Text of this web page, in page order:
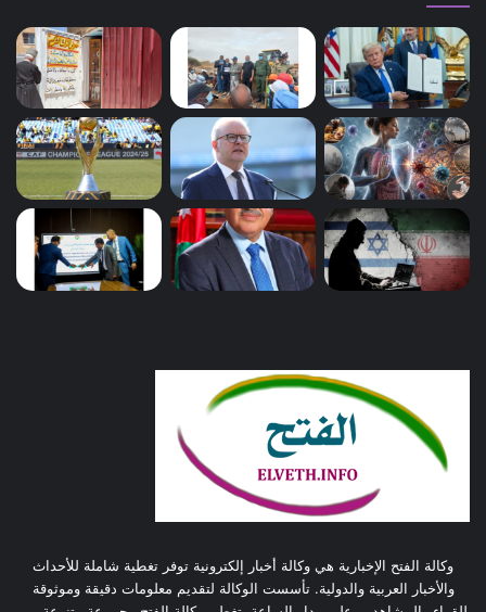
وكالة الفتح الإخبارية هي وكالة أخبار إلكترونية توفر تغطية شاملة للأحداث
والأخبار العربية والدولية. تأسست الوكالة لتقديم معلومات دقيقة وموثوقة